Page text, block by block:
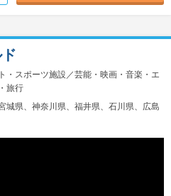
・スポーツ施設／芸能・映画・音楽・エ
旅行
城県、神奈川県、福井県、石川県、広島